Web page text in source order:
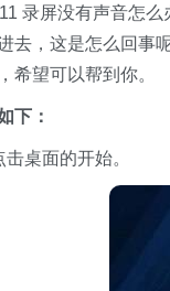
屏没有声音怎么
去，这是怎么回事
希望可以帮到你。
：
桌面的开始。